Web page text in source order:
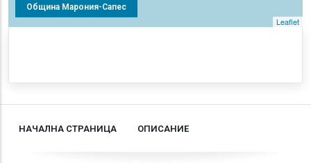
Община Марония-Сапес
Leaflet
НАЧАЛНА СТРАНИЦА ОПИСАНИЕ